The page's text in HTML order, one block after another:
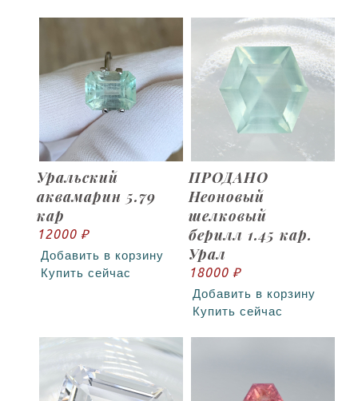
Уральский
аквамарин 5.79
кар
12000 ₽
Добавить в корзину
Купить сейчас
ПРОДАНО
Неоновый
шелковый
берилл 1.45 кар.
Урал
18000 ₽
Добавить в корзину
Купить сейчас